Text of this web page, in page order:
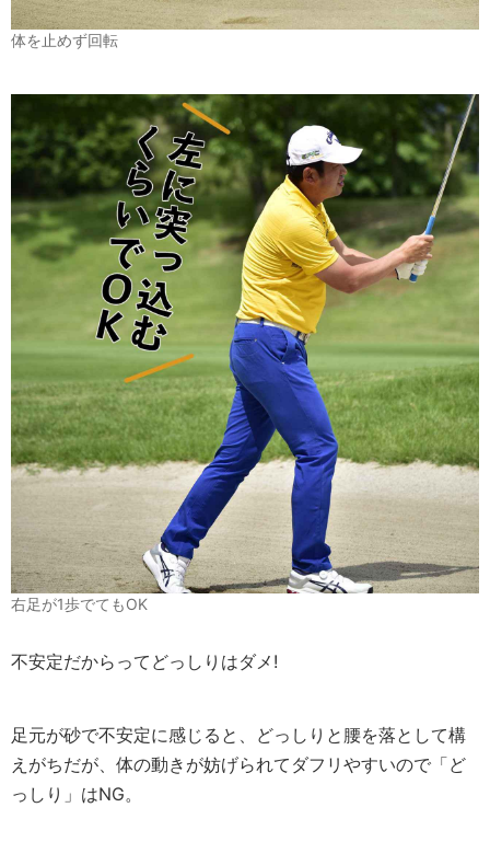
体を止めず回転
右足が1歩でてもOK
不安定だからってどっしりはダメ!
足元が砂で不安定に感じると、どっしりと腰を落として構
えがちだが、体の動きが妨げられてダフリやすいので「ど
っしり」はNG。